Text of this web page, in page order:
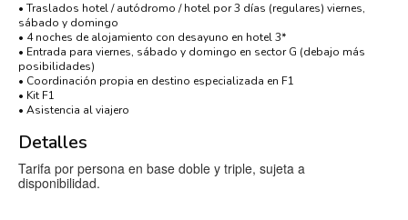
• Traslados hotel / autódromo / hotel por 3 días (regulares) viernes,
sábado y domingo
• 4 noches de alojamiento con desayuno en hotel 3*
• Entrada para viernes, sábado y domingo en sector G (debajo más
posibilidades)
• Coordinación propia en destino especializada en F1
• Kit F1
• Asistencia al viajero
Detalles
Tarifa por persona en base doble y triple, sujeta a
disponibilidad.